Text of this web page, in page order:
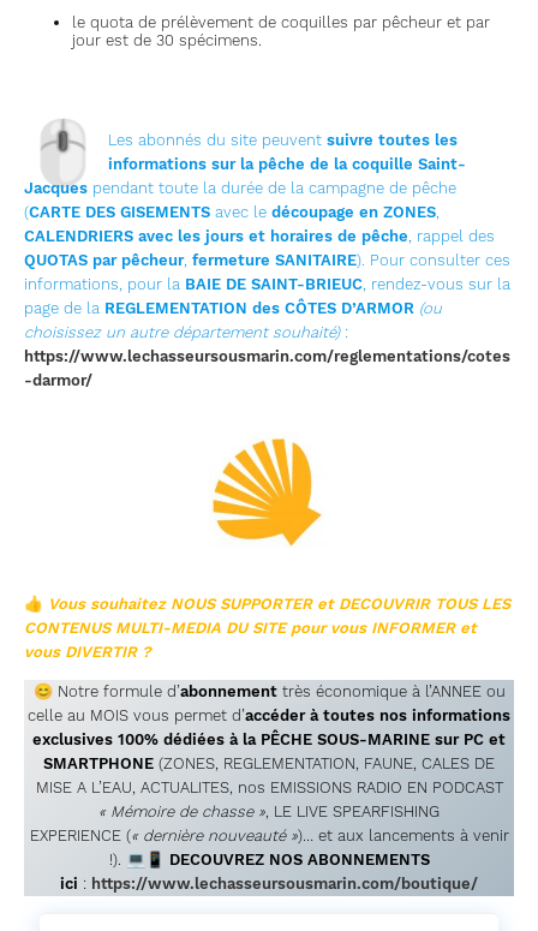
le quota de prélèvement de coquilles par pêcheur et par
jour est de 30 spécimens.
🖱 Les abonnés du site peuventsuivre toutes les
informations sur la pêche de la coquille Saint-
Jacques pendant toute la durée de la campagne de pêche
(CARTE DES GISEMENTS avec le découpage en ZONES,
CALENDRIERS avec les jours et horaires de pêche, rappel des
QUOTAS par pêcheur, fermeture SANITAIRE). Pour consulter ces
informations, pour la BAIE DE SAINT-BRIEUC, rendez-vous sur la
page de la REGLEMENTATION des CÔTES D’ARMOR (ou
choisissez un autre département souhaité) :
https://www.lechasseursousmarin.com/reglementations/cotes
-darmor/
👍 Vous souhaitez NOUS SUPPORTER et DECOUVRIR TOUS LES
CONTENUS MULTI-MEDIA DU SITE pour vous INFORMER et
vous DIVERTIR ?
😊 Notre formule d’abonnementtrès économique à l’ANNEE ou
celle au MOIS vous permet d’accéder à toutes nos informations
exclusives 100% dédiées à la PÊCHE SOUS-MARINE sur PC et
SMARTPHONE (ZONES, REGLEMENTATION, FAUNE, CALES DE
MISE A L’EAU, ACTUALITES, nos EMISSIONS RADIO EN PODCAST
« Mémoire de chasse », LE LIVE SPEARFISHING
EXPERIENCE (« dernière nouveauté »)… et aux lancements à venir
!). 💻📱 DECOUVREZ NOS ABONNEMENTS
ici : https://www.lechasseursousmarin.com/boutique/